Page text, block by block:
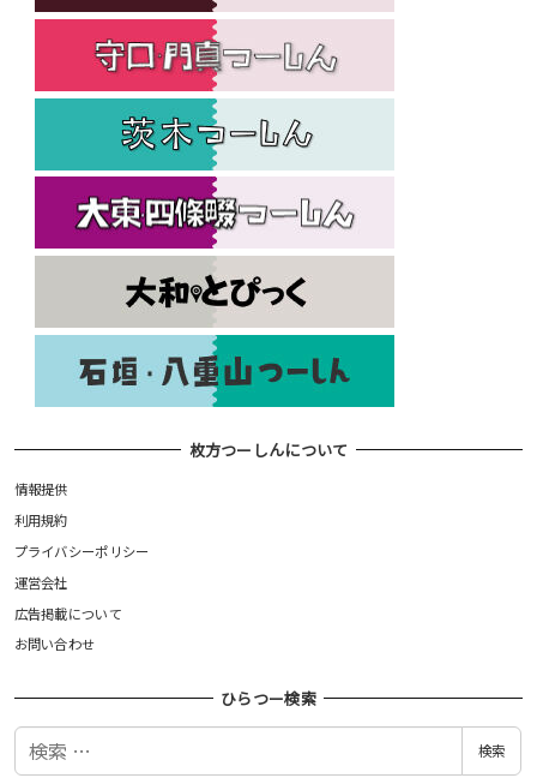
枚方つーしんについて
情報提供
利用規約
プライバシーポリシー
運営会社
広告掲載について
お問い合わせ
ひらつー検索
検
検索